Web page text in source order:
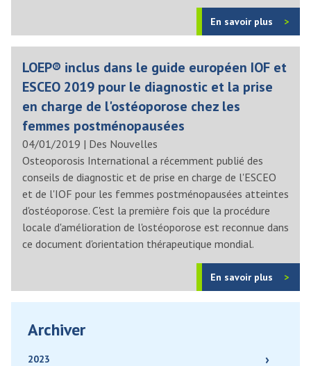
En savoir plus
LOEP® inclus dans le guide européen IOF et
ESCEO 2019 pour le diagnostic et la prise
en charge de l'ostéoporose chez les
femmes postménopausées
04/01/2019 | Des Nouvelles
Osteoporosis International a récemment publié des
conseils de diagnostic et de prise en charge de l'ESCEO
et de l'IOF pour les femmes postménopausées atteintes
d'ostéoporose. C'est la première fois que la procédure
locale d'amélioration de l'ostéoporose est reconnue dans
ce document d'orientation thérapeutique mondial.
En savoir plus
Archiver
2023